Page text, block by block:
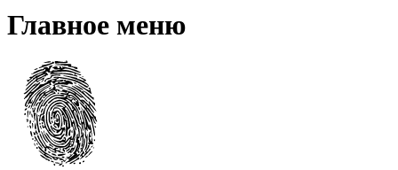
Главное меню